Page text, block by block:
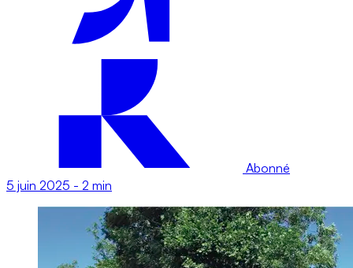
Abonné
5 juin 2025 - 2 min